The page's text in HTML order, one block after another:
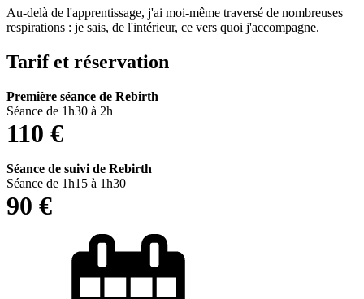
Au-delà de l'apprentissage, j'ai moi-même traversé de nombreuses
respirations : je sais, de l'intérieur, ce vers quoi j'accompagne.
Tarif et réservation
Première séance de Rebirth
Séance de 1h30 à 2h
110 €
Séance de suivi de Rebirth
Séance de 1h15 à 1h30
90 €